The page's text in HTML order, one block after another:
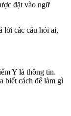
đặt vào ngữ
lời các câu hỏi ai,
Y là thông tin.
biết cách để làm gì